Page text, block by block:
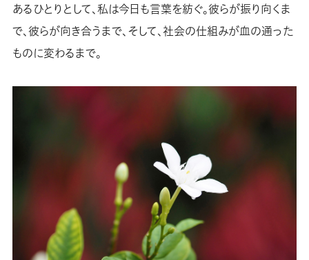
あるひとりとして、私は今日も言葉を紡ぐ。彼らが振り向くま
で、彼らが向き合うまで、そして、社会の仕組みが血の通った
ものに変わるまで。